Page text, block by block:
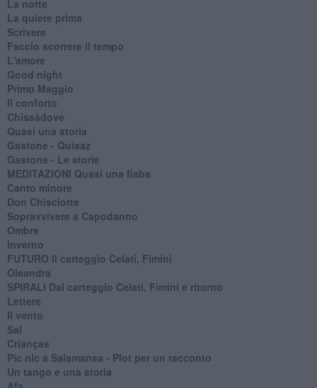
La notte
La quiete prima
Scrivere
Faccio scorrere il tempo
L'amore
Good night
Primo Maggio
Il conforto
Chissàdove
Quasi una storia
Gastone - Quisaz
Gastone - Le storie
MEDITAZIONI Quasi una fiaba
Canto minore
Don Chisciotte
Sopravvivere a Capodanno
Ombre
Inverno
FUTURO Il carteggio Celati, Fimini
Oleandra
SPIRALI Dal carteggio Celati, Fimini e ritorno
Lettere
Il vento
Sal
Crianças
Pic nic a Salamansa - Plot per un racconto
Un tango e una storia